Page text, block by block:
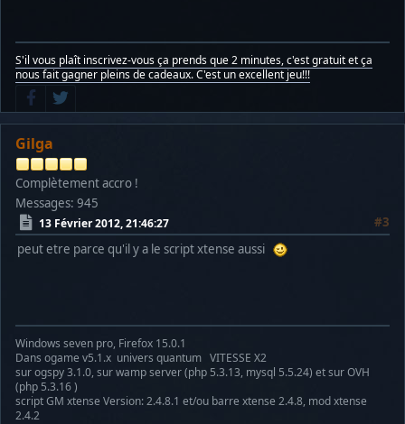
S'il vous plaît inscrivez-vous ça prends que 2 minutes, c'est gratuit et ça
nous fait gagner pleins de cadeaux. C'est un excellent jeu!!!
Gilga
Complètement accro !
Messages: 945
13 Février 2012, 21:46:27
#3
peut etre parce qu'il y a le script xtense aussi
Windows seven pro, Firefox 15.0.1
Dans ogame v5.1.x univers quantum VITESSE X2
sur ogspy 3.1.0, sur wamp server (php 5.3.13, mysql 5.5.24) et sur OVH
(php 5.3.16 )
script GM xtense Version: 2.4.8.1 et/ou barre xtense 2.4.8, mod xtense
2.4.2